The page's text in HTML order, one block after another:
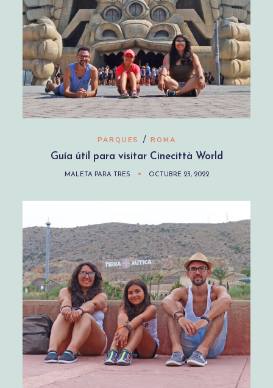
PARQUES / ROMA
Guía útil para visitar Cinecittà World
MALETA PARA TRES OCTUBRE 23, 2022